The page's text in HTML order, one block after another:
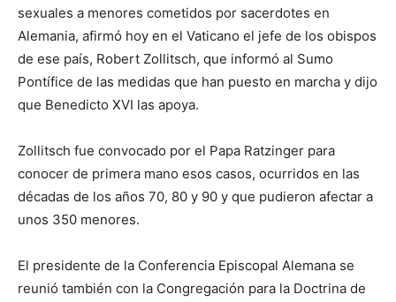
sexuales a menores cometidos por sacerdotes en
Alemania, afirmó hoy en el Vaticano el jefe de los obispos
de ese país, Robert Zollitsch, que informó al Sumo
Pontífice de las medidas que han puesto en marcha y dijo
que Benedicto XVI las apoya.
Zollitsch fue convocado por el Papa Ratzinger para
conocer de primera mano esos casos, ocurridos en las
décadas de los años 70, 80 y 90 y que pudieron afectar a
unos 350 menores.
El presidente de la Conferencia Episcopal Alemana se
reunió también con la Congregación para la Doctrina de